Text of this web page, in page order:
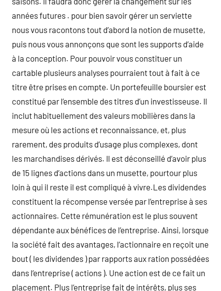
années futures . pour bien savoir gérer un serviette
nous vous racontons tout d’abord la notion de musette,
puis nous vous annonçons que sont les supports d’aide
à la conception. Pour pouvoir vous constituer un
cartable plusieurs analyses pourraient tout à fait à ce
titre être prises en compte. Un portefeuille boursier est
constitué par l’ensemble des titres d’un investisseuse. Il
inclut habituellement des valeurs mobilières dans la
mesure où les actions et reconnaissance, et, plus
rarement, des produits d’usage plus complexes, dont
les marchandises dérivés. Il est déconseillé d’avoir plus
de 15 lignes d’actions dans un musette, pourtour plus
loin à qui il reste il est compliqué à vivre.Les dividendes
constituent la récompense versée par l’entreprise à ses
actionnaires. Cette rémunération est le plus souvent
dépendante aux bénéfices de l’entreprise. Ainsi, lorsque
la société fait des avantages, l’actionnaire en reçoit une
bout ( les dividendes ) par rapports aux ration possédées
dans l’entreprise ( actions ). Une action est de ce fait un
placement. Plus l’entreprise fait de intérêts, plus ses